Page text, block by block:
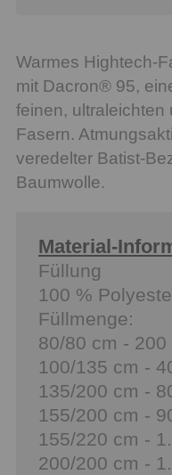
Warmes Hightech-
mit Dacron® 95,
feinen, ultraleichten
Fasern.
veredelter Batist-
Baumwolle.
Material-
Füllung
100 %
Füllmenge:
80/80 cm - 200
100/135 cm -
135/200 cm -
155/200 cm -
155/220 cm -
200/200 cm -